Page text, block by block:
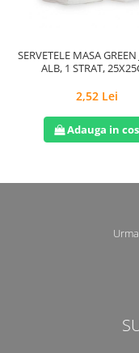
SERVETELE MASA
ALB, 1 STRAT,
2,52 Lei
Adauga in cos